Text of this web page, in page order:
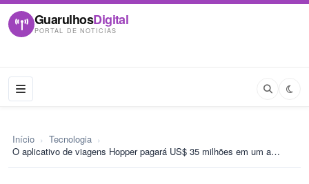
GuarulhosDigital
PORTAL DE NOTICIAS
Início › Tecnologia ›
O aplicativo de viagens Hopper pagará US$ 35 milhões em um a…